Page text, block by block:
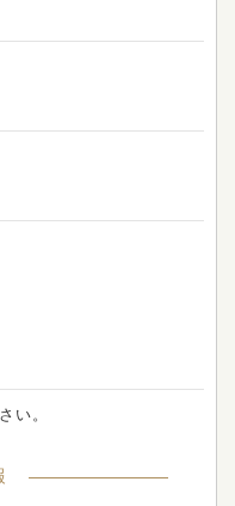
い。